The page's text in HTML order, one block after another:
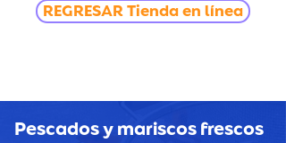
REGRESAR Tienda en línea
Pescados y mariscos frescos